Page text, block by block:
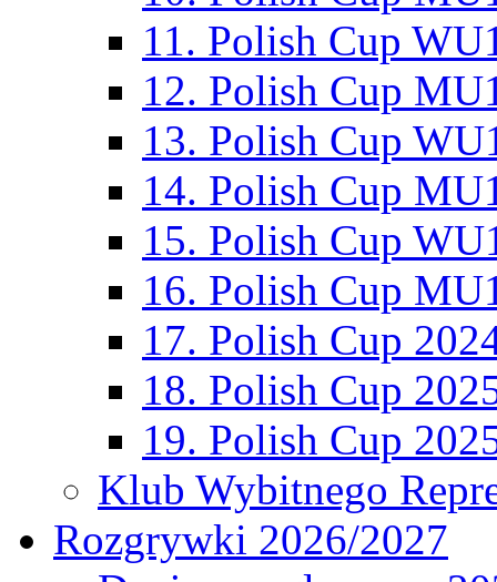
11. Polish Cup
12. Polish Cup
13. Polish Cup
14. Polish Cup
15. Polish Cup
16. Polish Cup
17. Polish Cup
18. Polish Cup
19. Polish Cup
Klub Wybitnego
Rozgrywki 2026/2027